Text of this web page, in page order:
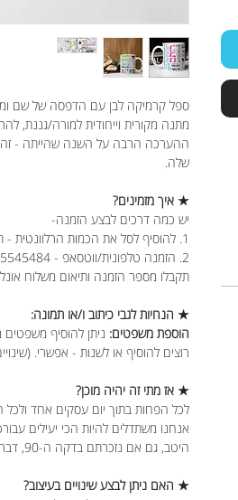
ספל קרמיקה לבן עם הדפסה של שם
מתנה מקורית וייחודית למורה/גננת,
ההערכה הרבה על השנה שהייתה - זה
שלה.
★ איך מזמינים?
יש כמה דרכים לבצע הזמנה-
1. להוסיף לסל את הכמות הרלוונטית - תשלום מאובטח
2. הזמנה טלפונית/ווטסאפ - 054-5545484 - יש אפשרות לשלם בביט ו/או פייבוקס
תקבלו מספר הזמנה ותיאום משלוח
★ הנחיות לגבי כיתוב ו/או תמונה:
הוספת משפטים: ניתן להוסיף
רוצים להוסיף או לשנות - אפשרי.
★ אז מתי זה יהיה מוכן?
לכל הפחות בתוך יום עסקים אחד ולכל היותר
אנחנו משתדלים להיות הכי יעילים
היטב, גם אם נזכרתם בדקה ה-90, דברו איתנו ונעשה את המקסימום עבורכם.
★ האם ניתן לבצע שינויים בעיצוב?